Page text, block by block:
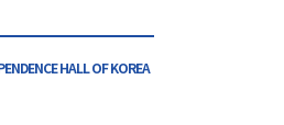
HALL OF KOREA